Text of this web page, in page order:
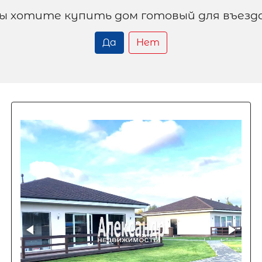
хотите купить дом готовый для
Да Нет